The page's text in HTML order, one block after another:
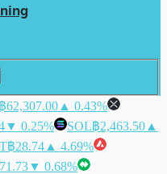
฿62,307.00 ▲ 0.43%
▼ 0.25% SOL฿2,463.50 ▲
฿28.74 ▲ 4.69%
▼ 0.68%